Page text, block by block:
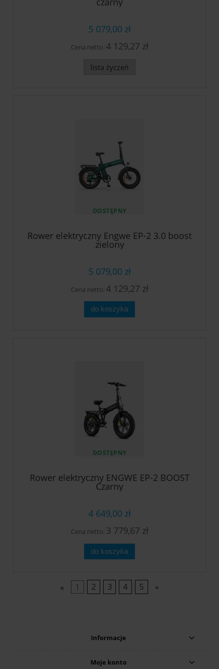
5 079,00 zł
Cena netto: 4 129,27 zł
lista życzeń
DOSTĘPNY
Rower elektryczny Engwe EP-2 3.0 boost
zielony
5 079,00 zł
Cena netto: 4 129,27 zł
do koszyka
DOSTĘPNY
Rower elektryczny ENGWE EP-2 BOOST
Czarny
4 649,00 zł
Cena netto: 3 779,67 zł
do koszyka
« 1 2 3 4 5 »
Informacje
Moje konto